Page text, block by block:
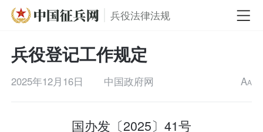
兵役法律法规
兵役登记工作规定
2025年12月16日 中国政府网 AA
国办发〔2025〕41号